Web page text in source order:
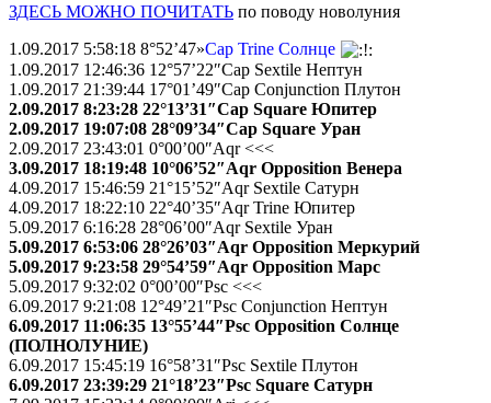
ЗДЕСЬ МОЖНО ПОЧИТАТЬ по поводу новолуния
1.09.2017 5:58:18 8°52’47»Cap Trine Солнце
1.09.2017 12:46:36 12°57’22″Cap Sextile Нептун
1.09.2017 21:39:44 17°01’49″Cap Conjunction Плутон
2.09.2017 8:23:28 22°13’31″Cap Square Юпитер
2.09.2017 19:07:08 28°09’34″Cap Square Уран
2.09.2017 23:43:01 0°00’00″Aqr <<<
3.09.2017 18:19:48 10°06’52″Aqr Opposition Венера
4.09.2017 15:46:59 21°15’52″Aqr Sextile Сатурн
4.09.2017 18:22:10 22°40’35″Aqr Trine Юпитер
5.09.2017 6:16:28 28°06’00″Aqr Sextile Уран
5.09.2017 6:53:06 28°26’03″Aqr Opposition Меркурий
5.09.2017 9:23:58 29°54’59″Aqr Opposition Марс
5.09.2017 9:32:02 0°00’00″Psc <<<
6.09.2017 9:21:08 12°49’21″Psc Conjunction Нептун
6.09.2017 11:06:35 13°55’44″Psc Opposition Солнце
(ПОЛНОЛУНИЕ)
6.09.2017 15:45:19 16°58’31″Psc Sextile Плутон
6.09.2017 23:39:29 21°18’23″Psc Square Сатурн